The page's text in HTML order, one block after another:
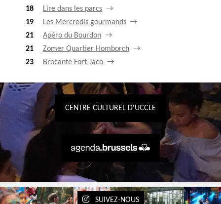
18
Lire dans les parcs
19
Les Mercredis gourmands
21
Apéro du Bourdon
21
Zomer Quartier Homborch
23
Brocante Fort-Jaco
CENTRE CULTUREL D'UCCLE
SUIVEZ-NOUS